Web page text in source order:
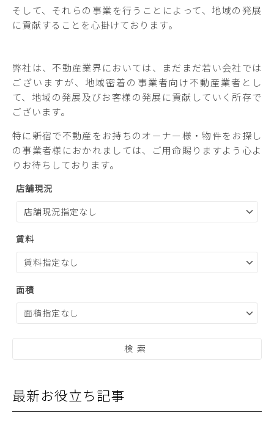
そして、それらの事業を行うことによって、地域の発展
に貢献することを心掛けております。
弊社は、不動産業界においては、まだまだ若い会社では
ございますが、地域密着の事業者向け不動産業者とし
て、地域の発展及びお客様の発展に貢献していく所存で
ございます。
特に新宿で不動産をお持ちのオーナー様・物件をお探し
の事業者様におかれましては、ご用命賜りますよう心よ
りお待ちしております。
店舗現況
賃料
面積
最新お役立ち記事